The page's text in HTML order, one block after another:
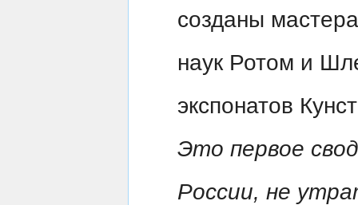
созданы
наук Ротом и
экспонатов
Это первое
России, не